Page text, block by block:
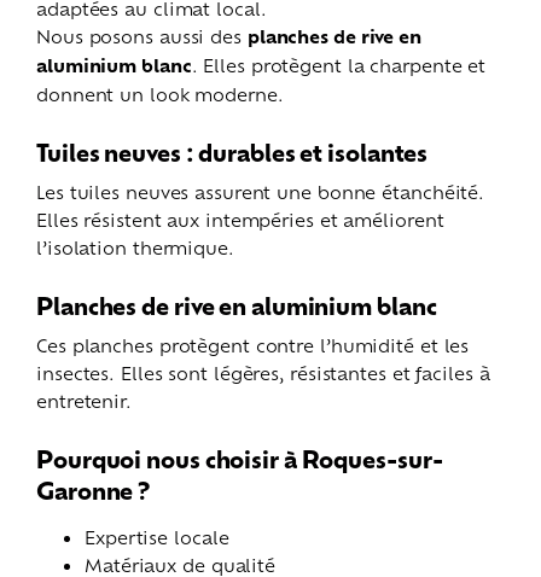
adaptées au climat local.
Nous posons aussi des planches de rive en
aluminium blanc. Elles protègent la charpente et
donnent un look moderne.
Tuiles neuves : durables et isolantes
Les tuiles neuves assurent une bonne étanchéité.
Elles résistent aux intempéries et améliorent
l’isolation thermique.
Planches de rive en aluminium blanc
Ces planches protègent contre l’humidité et les
insectes. Elles sont légères, résistantes et faciles à
entretenir.
Pourquoi nous choisir à Roques-sur-
Garonne ?
Expertise locale
Matériaux de qualité